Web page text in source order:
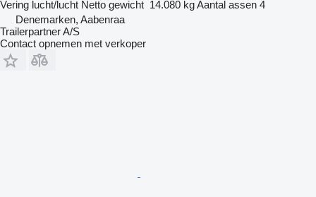
Vering lucht/lucht Netto gewicht 14.080 kgAantal assen 4
Denemarken, Aabenraa
Trailerpartner A/S
Contact opnemen met verkoper